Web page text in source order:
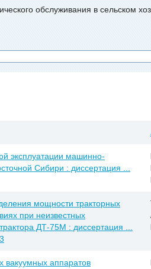
обслуживания в сельском
эксплуатации машинно-
Сибири : диссертация ...
мощности тракторных
при неизвестных
ДТ-75М : диссертация ...
вакуумных аппаратов